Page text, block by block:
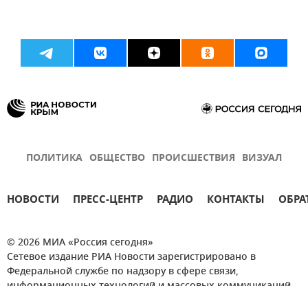
ПОЛИТИКА ОБЩЕСТВО ПРОИСШЕСТВИЯ ВИЗУАЛ
НОВОСТИ ПРЕСС-ЦЕНТР РАДИО КОНТАКТЫ
© 2026 МИА «Россия сегодня»
Сетевое издание РИА Новости зарегистрировано в
Федеральной службе по надзору в сфере связи,